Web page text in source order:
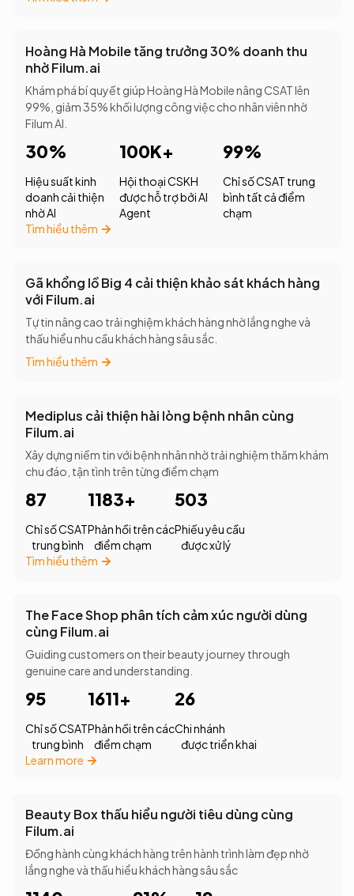
Hoàng Hà Mobile tăng trưởng 30% doanh thu
nhờ Filum.ai
Khám phá bí quyết giúp Hoàng Hà Mobile nâng CSAT lên
99%, giảm 35% khối lượng công việc cho nhân viên nhờ
Filum AI.
30%
Hiệu suất kinh
doanh cải thiện
nhờ AI
100K+
Hội thoại CSKH
được hỗ trợ bởi AI
Agent
99%
Chỉ số CSAT trung
bình tất cả điểm
chạm
Tìm hiểu thêm
Gã khổng lồ Big 4 cải thiện khảo sát khách hàng
với Filum.ai
Tự tin nâng cao trải nghiệm khách hàng nhờ lắng nghe và
thấu hiểu nhu cầu khách hàng sâu sắc.
Tìm hiểu thêm
Mediplus cải thiện hài lòng bệnh nhân cùng
Filum.ai
Xây dựng niềm tin với bệnh nhân nhờ trải nghiệm thăm khám
chu đáo, tận tình trên từng điểm chạm
87
Chỉ số CSAT
trung bình
1183+
Phản hồi trên các
điểm chạm
503
Phiếu yêu cầu
được xử lý
Tìm hiểu thêm
The Face Shop phân tích cảm xúc người dùng
cùng Filum.ai
Guiding customers on their beauty journey through
genuine care and understanding.
95
Chỉ số CSAT
trung bình
1611+
Phản hồi trên các
điểm chạm
26
Chi nhánh
được triển khai
Learn more
Beauty Box thấu hiểu người tiêu dùng cùng
Filum.ai
Đồng hành cùng khách hàng trên hành trình làm đẹp nhờ
lắng nghe và thấu hiểu khách hàng sâu sắc